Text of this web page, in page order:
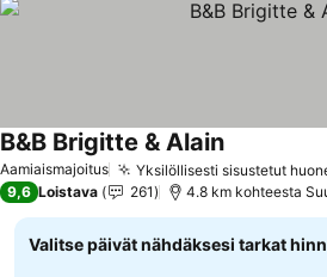
Aamiaismajoitus Yksilöllisesti sisustetut
B&B Brigitte & Alain
9,6 Loistava 261 4.8 km kohteesta
Valitse päivät nähdäksesi tarkat